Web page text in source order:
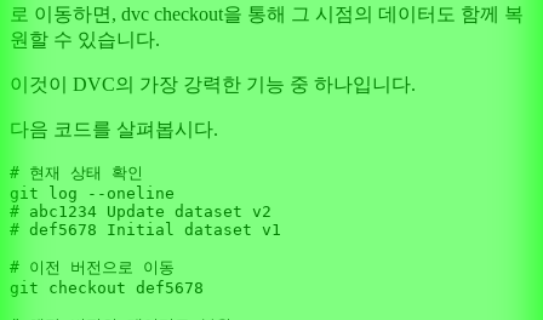
로 이동하면, dvc checkout을 통해 그 시점의 데이터도 함께 복
원할 수 있습니다.
이것이 DVC의 가장 강력한 기능 중 하나입니다.
다음 코드를 살펴봅시다.
# 현재 상태 확인
# abc1234 Update dataset v2
# def5678 Initial dataset v1
# 이전 버전으로 이동
git checkout def5678